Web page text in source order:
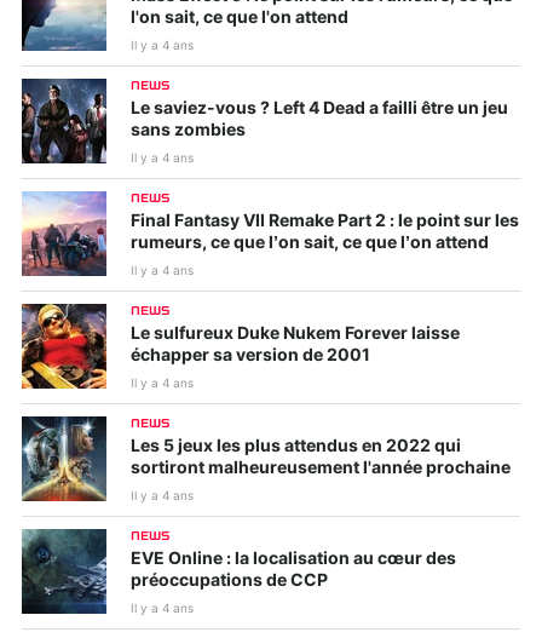
l'on sait, ce que l'on attend
Il y a 4 ans
NEWS
Le saviez-vous ? Left 4 Dead a failli être un jeu
sans zombies
Il y a 4 ans
NEWS
Final Fantasy VII Remake Part 2 : le point sur les
rumeurs, ce que l’on sait, ce que l’on attend
Il y a 4 ans
NEWS
Le sulfureux Duke Nukem Forever laisse
échapper sa version de 2001
Il y a 4 ans
NEWS
Les 5 jeux les plus attendus en 2022 qui
sortiront malheureusement l'année prochaine
Il y a 4 ans
NEWS
EVE Online : la localisation au cœur des
préoccupations de CCP
Il y a 4 ans